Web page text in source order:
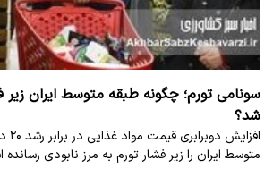
سونامی تورم؛ چگونه طبقه متوسط ایران زیر
شد؟
متوسط ایران را زیر فشار تورم به مرز نابودی